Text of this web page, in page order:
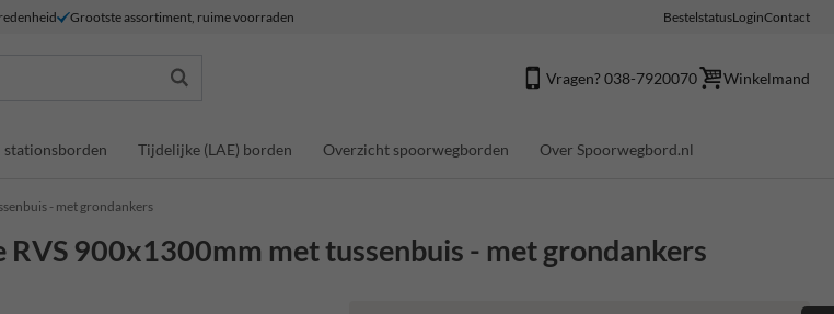
Grootste assortiment, ruime voorraden BestelstatusLoginContact
Vragen? 038-7920070 Winkelmand
stationsborden Tijdelijke (LAE) borden Overzicht spoorwegborden Over Spoorwegbord.nl
- met grondankers
RVS 900x1300mm met tussenbuis - met grondankers